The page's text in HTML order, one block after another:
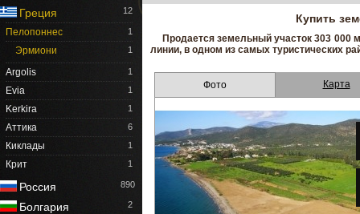
Греция
12
Пелопоннес 1
Эрмиони 1
Argolis 1
Evia 1
Kerkira 1
Аттика 6
Киклады 1
Крит 1
Россия 890
Болгария 2
Купить
Продается земельный участок 303 000
линии, в одном из самых туристических
Фото Карта